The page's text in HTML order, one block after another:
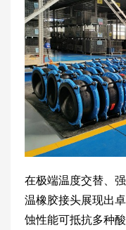
在极端温度交替、
温橡胶接头展现出
蚀性能可抵抗多种